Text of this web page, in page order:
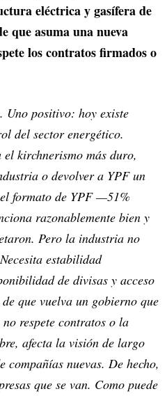
eléctrica y gasífera de
que asuma una nueva
los contratos firmados o
Uno positivo: hoy existe
del sector energético.
kirchnerismo más duro,
o devolver a YPF un
formato de YPF —51%
razonablemente bien y
Pero la industria no
estabilidad
de divisas y acceso
que vuelva un gobierno que
respete contratos o la
afecta la visión de largo
compañías nuevas. De hecho,
que se van. Como puede